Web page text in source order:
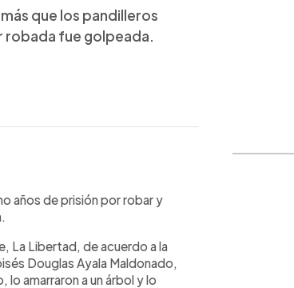
que los pandilleros
robada fue golpeada.
años de prisión por robar y
La Libertad, de acuerdo a la
Douglas Ayala Maldonado,
amarraron a un árbol y lo